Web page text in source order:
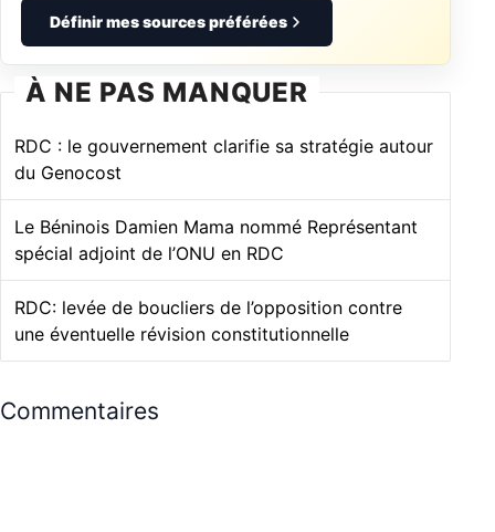
Définir mes sources préférées
À NE PAS MANQUER
RDC : le gouvernement clarifie sa stratégie autour
du Genocost
Le Béninois Damien Mama nommé Représentant
spécial adjoint de l’ONU en RDC
RDC: levée de boucliers de l’opposition contre
une éventuelle révision constitutionnelle
Commentaires